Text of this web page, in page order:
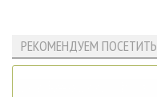
РЕКОМЕНДУЕМ ПОСЕТИТЬ